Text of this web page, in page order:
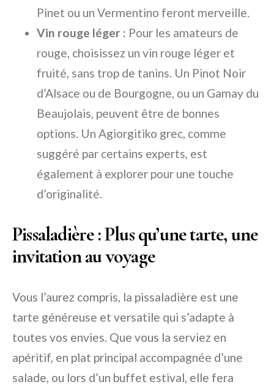
Pinet ou un Vermentino feront merveille.
Vin rouge léger : Pour les amateurs de
rouge, choisissez un vin rouge léger et
fruité, sans trop de tanins. Un Pinot Noir
d’Alsace ou de Bourgogne, ou un Gamay du
Beaujolais, peuvent être de bonnes
options. Un Agiorgitiko grec, comme
suggéré par certains experts, est
également à explorer pour une touche
d’originalité.
Pissaladière : Plus qu’une tarte, une
invitation au voyage
Vous l’aurez compris, la pissaladière est une
tarte généreuse et versatile qui s’adapte à
toutes vos envies. Que vous la serviez en
apéritif, en plat principal accompagnée d’une
salade, ou lors d’un buffet estival, elle fera